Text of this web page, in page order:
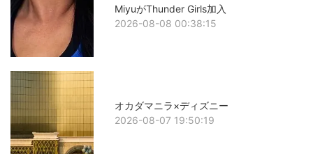
MiyuがThunder Girls加入
2026-08-08 00:38:15
オカダマニラ×ディズニー
2026-08-07 19:50:19